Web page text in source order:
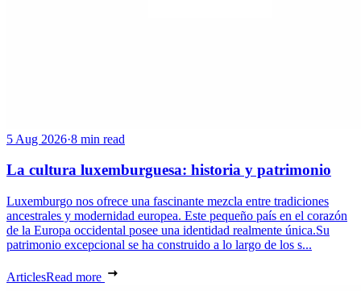
5 Aug 2026·8 min read
La cultura luxemburguesa: historia y patrimonio
Luxemburgo nos ofrece una fascinante mezcla entre tradiciones
ancestrales y modernidad europea. Este pequeño país en el corazón
de la Europa occidental posee una identidad realmente única.Su
patrimonio excepcional se ha construido a lo largo de los s...
ArticlesRead more